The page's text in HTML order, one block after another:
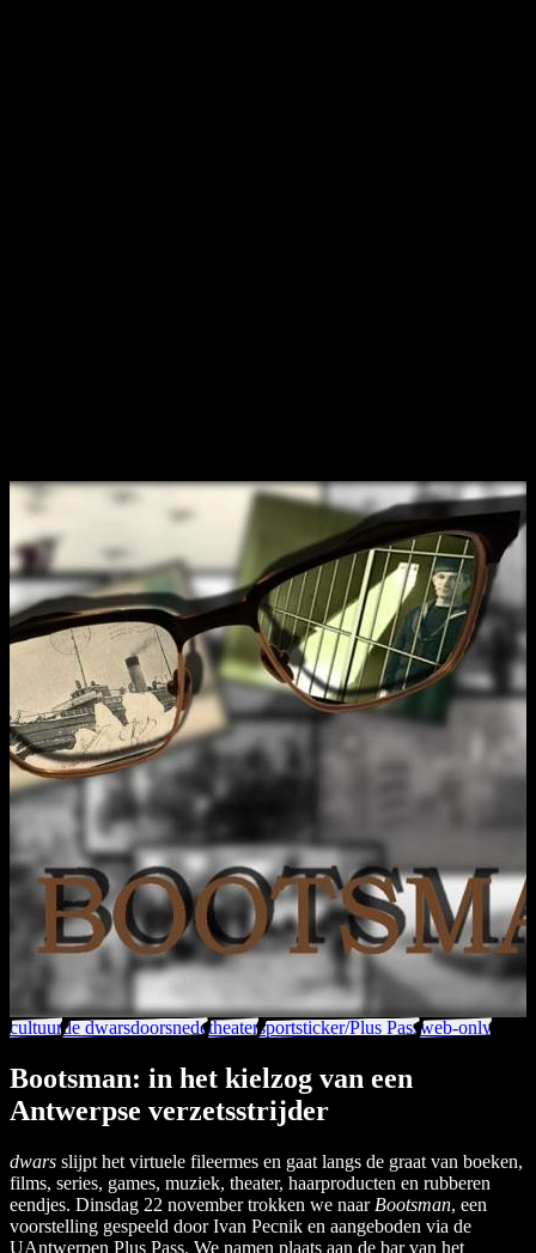
cultuurde dwarsdoorsnedetheatersportsticker/Plus Passweb-only
Bootsman: in het kielzog van een
Antwerpse verzetsstrijder
dwars slijpt het virtuele fileermes en gaat langs de graat van boeken,
films, series, games, muziek, theater, haarproducten en rubberen
eendjes. Dinsdag 22 november trokken we naar Bootsman, een
voorstelling gespeeld door Ivan Pecnik en aangeboden via de
UAntwerpen Plus Pass. We namen plaats aan de bar van het